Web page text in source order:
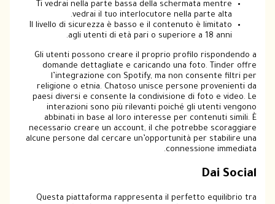
Ti vedrai nella parte bassa della schermata mentre
vedrai il tuo interlocutore nella parte alta.
Il livello di sicurezza è basso e il contenuto è limitato
agli utenti di età pari o superiore a 18 anni.
Gli utenti possono creare il proprio profilo rispondendo a
domande dettagliate e caricando una foto. Tinder offre
l’integrazione con Spotify, ma non consente filtri per
religione o etnia. Chatoso unisce persone provenienti da
paesi diversi e consente la condivisione di foto e video. Le
interazioni sono più rilevanti poiché gli utenti vengono
abbinati in base al loro interesse per contenuti simili. È
necessario creare un account, il che potrebbe scoraggiare
alcune persone dal cercare un’opportunità per stabilire una
connessione immediata.
Dai Social
Questa piattaforma rappresenta il perfetto equilibrio tra